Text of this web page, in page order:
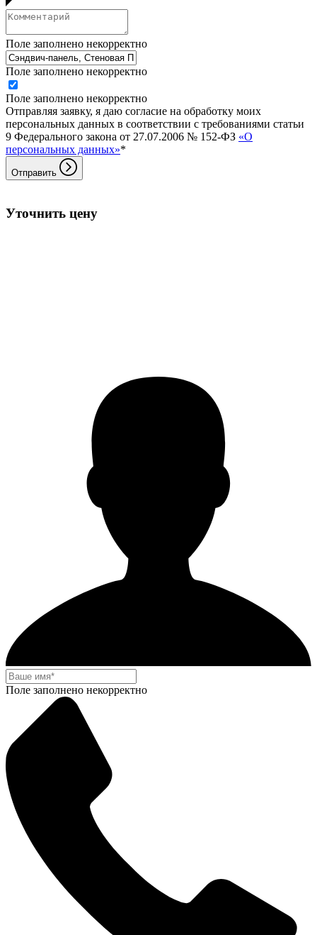
Поле заполнено некорректно
Поле заполнено некорректно
Поле заполнено некорректно
Отправляя заявку, я даю согласие на обработку моих
персональных данных в соответствии с требованиями статьи
9 Федерального закона от 27.07.2006 № 152-ФЗ «О
персональных данных»*
Отправить
Уточнить цену
Поле заполнено некорректно